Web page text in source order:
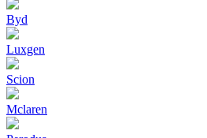
Byd
Luxgen
Scion
Mclaren